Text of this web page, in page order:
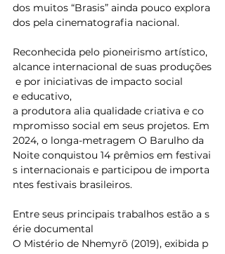
dos muitos “Brasis” ainda pouco explora
dos pela cinematografia nacional.
Reconhecida pelo pioneirismo artístico,
alcance internacional de suas produções
e por iniciativas de impacto social
e educativo,
a produtora alia qualidade criativa e co
mpromisso social em seus projetos. Em
2024, o longa-metragem O Barulho da
Noite conquistou 14 prêmios em festivai
s internacionais e participou de importa
ntes festivais brasileiros.
Entre seus principais trabalhos estão a s
érie documental
O Mistério de Nhemyrõ (2019), exibida p